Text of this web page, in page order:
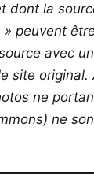
dont la
» peuvent
avec
site original.
ne
ne